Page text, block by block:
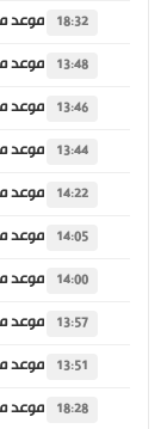
18:32
13:48
13:46
13:44
14:22
14:05
14:00
13:57
13:51
18:28